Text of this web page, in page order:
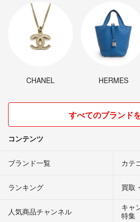
CHANEL HERMES
すべてのブランド
コンテンツ
ブランド一覧 カテ
ランキング 買取
人気商品チャンネル
キャ
特集